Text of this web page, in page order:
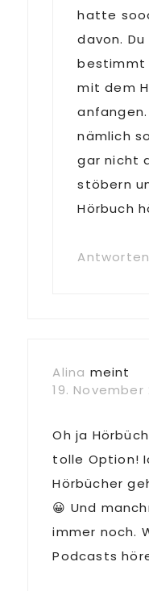
hatte
davon.
bestimmt
mit dem
nämlich
gar nicht
stöbern
Hörbuch
Antworten
Alina meint
19. November
Oh ja
tolle Option!
Hörbücher
😀 Und
immer noch.
Podcasts